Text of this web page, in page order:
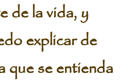
de la vida, y
explicar de
que se entienda